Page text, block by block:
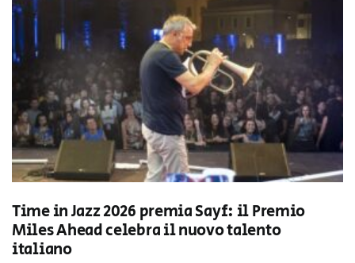
Time in Jazz 2026 premia Sayf: il Premio
Miles Ahead celebra il nuovo talento
italiano